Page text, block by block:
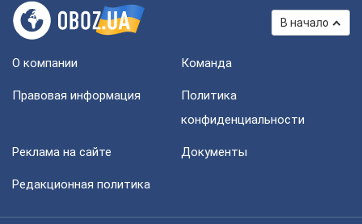
В начало
О компании Команда
Правовая информация
Политика
конфиденциальности
Реклама на сайте Документы
Редакционная политика